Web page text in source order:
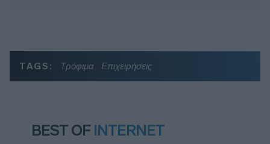
TAGS: Τρόφιμα Επιχειρήσεις
BEST OF INTERNET